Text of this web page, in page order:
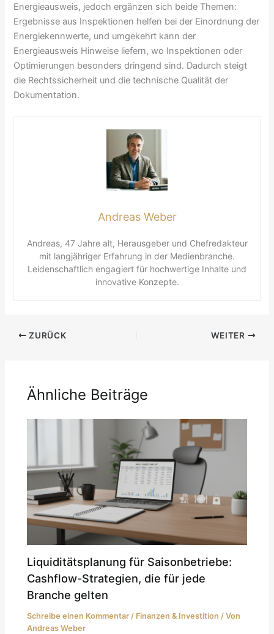
Energieausweis, jedoch ergänzen sich beide Themen:
Ergebnisse aus Inspektionen helfen bei der Einordnung der
Energiekennwerte, und umgekehrt kann der
Energieausweis Hinweise liefern, wo Inspektionen oder
Optimierungen besonders dringend sind. Dadurch steigt
die Rechtssicherheit und die technische Qualität der
Dokumentation.
Andreas Weber
Andreas, 47 Jahre alt, Herausgeber und Chefredakteur
mit langjähriger Erfahrung in der Medienbranche.
Leidenschaftlich engagiert für hochwertige Inhalte und
innovative Konzepte.
ZURÜCK WEITER
Ähnliche Beiträge
Liquiditätsplanung für Saisonbetriebe:
Cashflow-Strategien, die für jede
Branche gelten
Schreibe einen Kommentar / Finanzen & Investition / Von
Andreas Weber